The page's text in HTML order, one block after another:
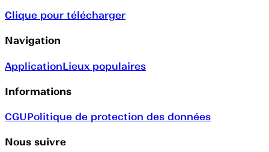
Clique pour télécharger
Navigation
ApplicationLieux populaires
Informations
CGUPolitique de protection des données
Nous suivre